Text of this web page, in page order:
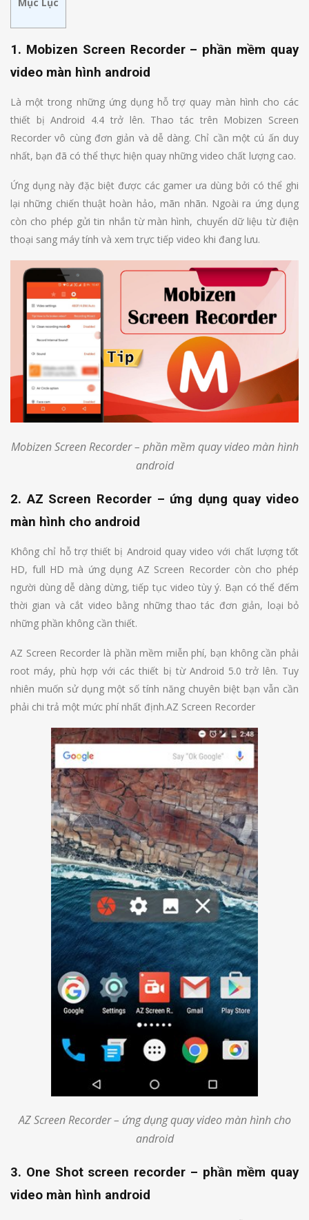
1. Mobizen Screen Recorder – phần mềm quay
video màn hình android
Là một trong những ứng dụng hỗ trợ quay màn hình cho các
thiết bị Android 4.4 trở lên. Thao tác trên Mobizen Screen
Recorder vô cùng đơn giản và dễ dàng. Chỉ cần một cú ấn duy
nhất, bạn đã có thể thực hiện quay những video chất lượng cao.
Ứng dụng này đặc biệt được các gamer ưa dùng bởi có thể ghi
lại những chiến thuật hoàn hảo, mãn nhãn. Ngoài ra ứng dụng
còn cho phép gửi tin nhắn từ màn hình, chuyển dữ liệu từ điện
thoại sang máy tính và xem trực tiếp video khi đang lưu.
Mobizen Screen Recorder – phần mềm quay video màn hình
android
2. AZ Screen Recorder – ứng dụng quay video
màn hình cho android
Không chỉ hỗ trợ thiết bị Android quay video với chất lượng tốt
HD, full HD mà ứng dụng AZ Screen Recorder còn cho phép
người dùng dễ dàng dừng, tiếp tục video tùy ý. Bạn có thể đếm
thời gian và cắt video bằng những thao tác đơn giản, loại bỏ
những phần không cần thiết.
AZ Screen Recorder là phần mềm miễn phí, bạn không cần phải
root máy, phù hợp với các thiết bị từ Android 5.0 trở lên. Tuy
nhiên muốn sử dụng một số tính năng chuyên biệt bạn vẫn cần
phải chi trả một mức phí nhất định.AZ Screen Recorder
AZ Screen Recorder – ứng dụng quay video màn hình cho
android
3. One Shot screen recorder – phần mềm quay
video màn hình android